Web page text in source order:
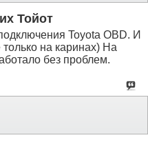
Тойот
Toyota OBD. И
только на каринах) На
без проблем.